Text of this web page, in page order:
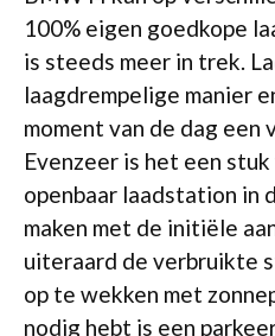
100% eigen goedkope
is steeds meer in trek.
laagdrempelige manier
moment van de dag een
Evenzeer is het een
openbaar laadstation in
maken met de initiële
uiteraard de verbruikte
op te wekken met
nodig hebt is een